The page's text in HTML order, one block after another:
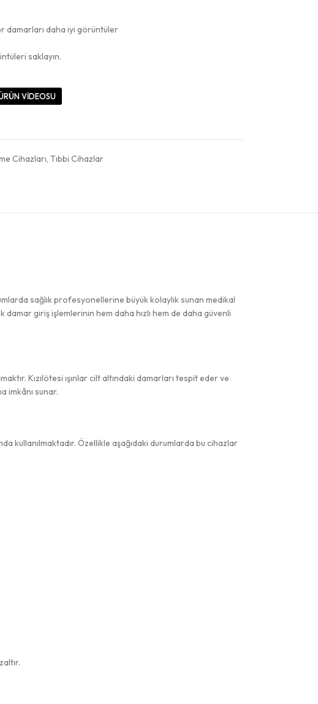
damarları daha iyi görüntüler
saklayın.
VİDEOSU
Cihazları, Tıbbi Cihazlar
sağlık profesyonellerine büyük kolaylık sunan medikal
giriş işlemlerinin hem daha hızlı hem de daha güvenli
Kızılötesi ışınlar cilt altındaki damarları tespit eder ve
imkânı sunar.
kullanılmaktadır. Özellikle aşağıdaki durumlarda bu cihazlar